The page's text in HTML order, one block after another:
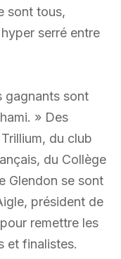
sont tous,
serré entre
gagnants sont
» Des
du club
du Collège
Glendon se sont
président de
remettre les
et finalistes.